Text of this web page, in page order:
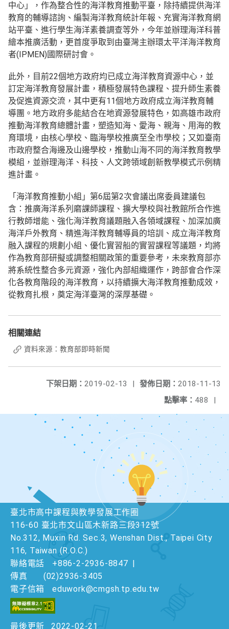
中心」，作為整合性的海洋教育推動平臺，除持續提供海洋
教育的輔導諮詢、編製海洋教育統計年報、充實海洋教育網
站平臺、進行學生海洋素養調查等外，今年並辦理海洋科普
繪本推廣活動，更首度爭取到由臺灣主辦環太平洋海洋教育
者(IPMEN)國際研討會。
此外，目前22個地方政府均已成立海洋教育資源中心，並
訂定海洋教育發展計畫，積極發展特色課程、提升師生素養
及促進資源交流，其中更有11個地方政府成立海洋教育輔
導團。地方政府多能結合在地資源發展特色，如高雄市政府
推動海洋教育總體計畫，塑造知海、愛海、親海、用海的教
育環境，由核心學校、臨海學校推廣至全市學校；又如臺南
市政府整合海邊及山邊學校，推動山海不同的海洋教育教學
模組，並辦理海洋、科技、人文跨領域創新教學模式示例精
進計畫。
「海洋教育推動小組」第6屆第2次會議出席委員建議包
含：推廣海洋系列磨課師課程、擴大學校與社教館所合作進
行教師增能、強化海洋教育議題融入各領域課程、加深加廣
海洋戶外教育、精進海洋教育輔導員的培訓、成立海洋教育
融入課程的規劃小組、優化實習船的實習課程等議題，均將
作為教育部研擬或調整相關政策的重要參考，未來教育部亦
將系統性整合多元資源，強化內部組織運作，跨部會合作深
化各教育階段的海洋教育，以持續擴大海洋教育推動成效，
從教育扎根，奠定海洋臺灣的深厚基礎。
相關連結
資料來源：教育部即時新聞
發佈日期： 2018-11-13
下架日期： 2019-02-13
|
點擊率： 488 |
臺北市高中課程與教學發展工作圈
116-60 臺北市文山區木新路三段312號
No.312, Muxin Rd. Sec.3, Wenshan Dist., Taipei City
116, Taiwan (R.O.C.)
聯絡電話
+886-2-2936-8847 |
傳真
(02)2936-3405
電子信箱
eduwork@cmgsh.tp.edu.tw
最後更新 2022-02-21